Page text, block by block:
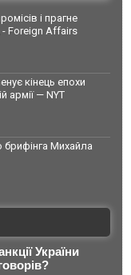
і прагне
- Foreign Affairs
кінець епохи
армії — NYT
брифінга Михайла
України